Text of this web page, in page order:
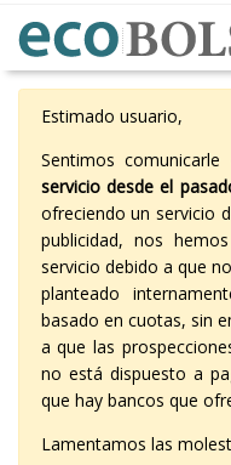
Estimado usuario,
Sentimos comunicarle
servicio desde el
ofreciendo un servicio
publicidad, nos
servicio debido a que
planteado
basado en cuotas, sin
a que las
no está dispuesto a
que hay bancos que
Lamentamos las